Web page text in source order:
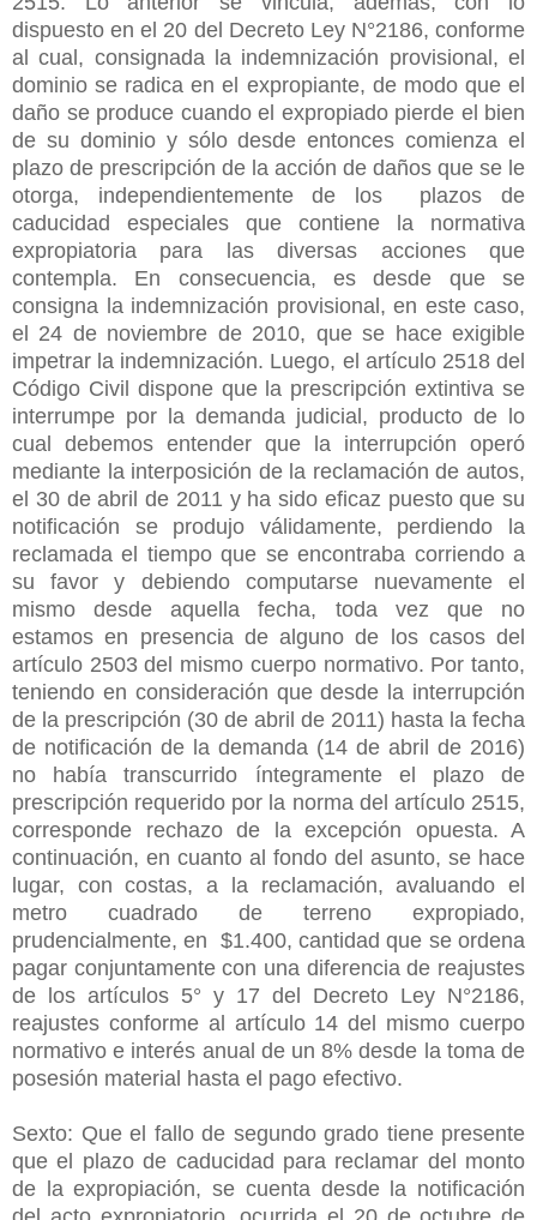
dispuesto en el 20 del Decreto Ley N°2186, conforme
al cual, consignada la indemnización provisional, el
dominio se radica en el expropiante, de modo que el
daño se produce cuando el expropiado pierde el bien
de su dominio y sólo desde entonces comienza el
plazo de prescripción de la acción de daños que se le
otorga, independientemente de los plazos de
caducidad especiales que contiene la normativa
expropiatoria para las diversas acciones que
contempla. En consecuencia, es desde que se
consigna la indemnización provisional, en este caso,
el 24 de noviembre de 2010, que se hace exigible
impetrar la indemnización. Luego, el artículo 2518 del
Código Civil dispone que la prescripción extintiva se
interrumpe por la demanda judicial, producto de lo
cual debemos entender que la interrupción operó
mediante la interposición de la reclamación de autos,
el 30 de abril de 2011 y ha sido eficaz puesto que su
notificación se produjo válidamente, perdiendo la
reclamada el tiempo que se encontraba corriendo a
su favor y debiendo computarse nuevamente el
mismo desde aquella fecha, toda vez que no
estamos en presencia de alguno de los casos del
artículo 2503 del mismo cuerpo normativo. Por tanto,
teniendo en consideración que desde la interrupción
de la prescripción (30 de abril de 2011) hasta la fecha
de notificación de la demanda (14 de abril de 2016)
no había transcurrido íntegramente el plazo de
prescripción requerido por la norma del artículo 2515,
corresponde rechazo de la excepción opuesta. A
continuación, en cuanto al fondo del asunto, se hace
lugar, con costas, a la reclamación, avaluando el
metro cuadrado de terreno expropiado,
prudencialmente, en $1.400, cantidad que se ordena
pagar conjuntamente con una diferencia de reajustes
de los artículos 5° y 17 del Decreto Ley N°2186,
reajustes conforme al artículo 14 del mismo cuerpo
normativo e interés anual de un 8% desde la toma de
posesión material hasta el pago efectivo.
Sexto: Que el fallo de segundo grado tiene presente
que el plazo de caducidad para reclamar del monto
de la expropiación, se cuenta desde la notificación